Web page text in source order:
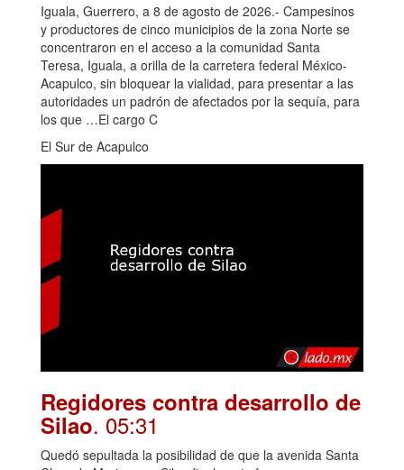
Iguala, Guerrero, a 8 de agosto de 2026.- Campesinos
y productores de cinco municipios de la zona Norte se
concentraron en el acceso a la comunidad Santa
Teresa, Iguala, a orilla de la carretera federal México-
Acapulco, sin bloquear la vialidad, para presentar a las
autoridades un padrón de afectados por la sequía, para
los que …El cargo C
El Sur de Acapulco
Regidores contra desarrollo de
Silao. 05:31
Quedó sepultada la posibilidad de que la avenida Santa